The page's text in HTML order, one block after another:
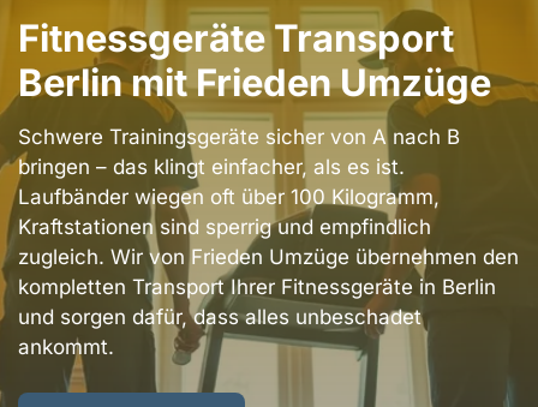
Fitnessgeräte Transport
Berlin mit Frieden Umzüge
Schwere Trainingsgeräte sicher von A nach B
bringen – das klingt einfacher, als es ist.
Laufbänder wiegen oft über 100 Kilogramm,
Kraftstationen sind sperrig und empfindlich
zugleich. Wir von Frieden Umzüge übernehmen den
kompletten Transport Ihrer Fitnessgeräte in Berlin
und sorgen dafür, dass alles unbeschadet
ankommt.
Kontakt
Impressum
Datenschutzerklärung
AGB
Bezirke
Berlin
Entrümpelung
&
Renovierung